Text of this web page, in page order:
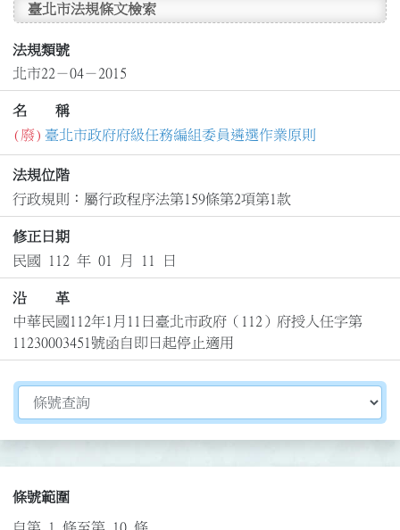
臺北市法規條文檢索
法規類號
北市22－04－2015
名 稱
(廢) 臺北市政府府級任務編組委員遴選作業原則
法規位階
行政規則：屬行政程序法第159條第2項第1款
修正日期
民國 112 年 01 月 11 日
沿 革
中華民國112年1月11日臺北市政府（112）府授人任字第
11230003451號函自即日起停止適用
切換選擇法規資訊內容
條號範圍